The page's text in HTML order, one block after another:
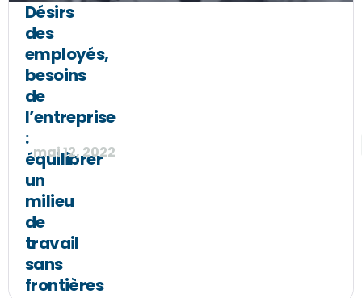
Désirs
des
employés,
besoins
de
l’entreprise
:
équilibrer
un
milieu
de
travail
sans
frontières
mai 12, 2022